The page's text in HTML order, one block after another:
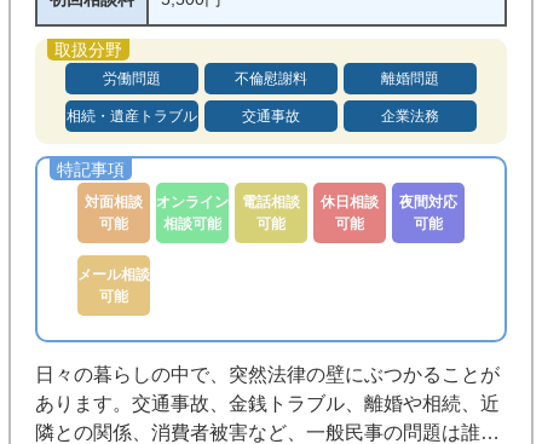
労働問題 不倫慰謝料 離婚問題
相続・遺産トラブル 交通事故 企業法務
対面相談
可能
オンライン
相談可能
電話相談
可能
休日相談
可能
夜間対応
可能
メール相談
可能
日々の暮らしの中で、突然法律の壁にぶつかることが
あります。交通事故、金銭トラブル、離婚や相続、近
隣との関係、消費者被害など、一般民事の問題は誰に